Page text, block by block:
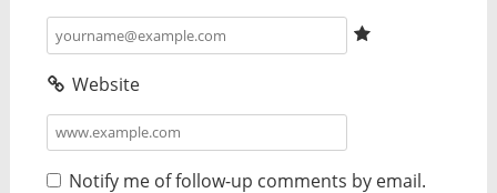
Website
Notify me of follow-up comments by email.